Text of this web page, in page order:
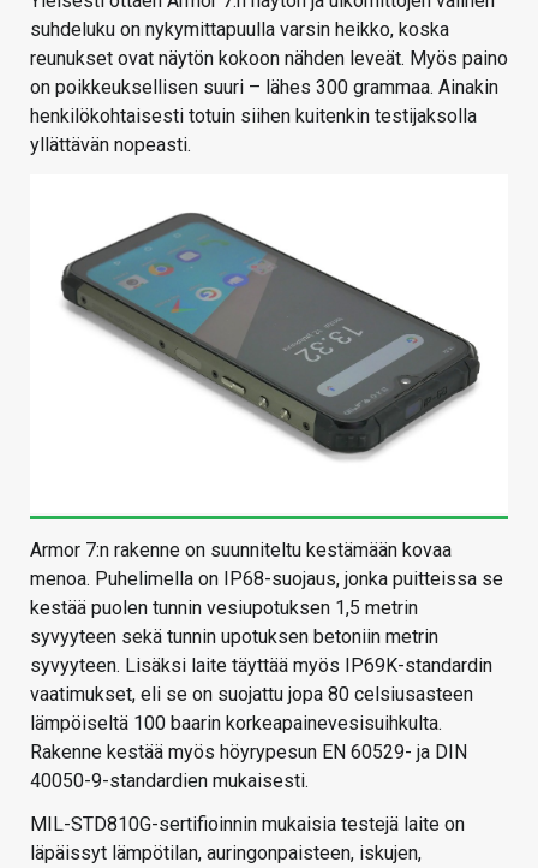
suhdeluku on nykymittapuulla varsin heikko, koska
reunukset ovat näytön kokoon nähden leveät. Myös paino
on poikkeuksellisen suuri – lähes 300 grammaa. Ainakin
henkilökohtaisesti totuin siihen kuitenkin testijaksolla
yllättävän nopeasti.
Armor 7:n rakenne on suunniteltu kestämään kovaa
menoa. Puhelimella on IP68-suojaus, jonka puitteissa se
kestää puolen tunnin vesiupotuksen 1,5 metrin
syvyyteen sekä tunnin upotuksen betoniin metrin
syvyyteen. Lisäksi laite täyttää myös IP69K-standardin
vaatimukset, eli se on suojattu jopa 80 celsiusasteen
lämpöiseltä 100 baarin korkeapainevesisuihkulta.
Rakenne kestää myös höyrypesun EN 60529- ja DIN
40050-9-standardien mukaisesti.
MIL-STD810G-sertifioinnin mukaisia testejä laite on
läpäissyt lämpötilan, auringonpaisteen, iskujen,